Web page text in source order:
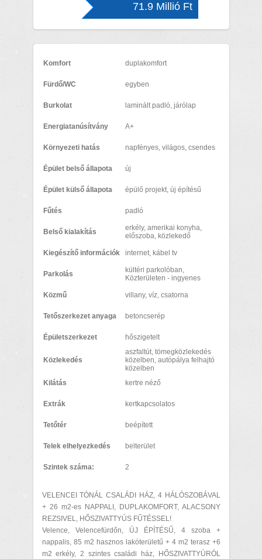
71.9 Millió Ft
Komfort duplakomfort
Fürdő/WC egyben
Burkolat laminált padló, járólap
Energiatanúsítvány A+
Környezeti hatás napfényes, világos, csendes
Épület belső állapota új
Épület külső állapota épülő projekt, új építésű
Fűtés padló
Belső kialakítás
erkély, amerikai konyha,
előszoba, közlekedő
Kiegészítő információk internet, kábel tv
Parkolás
kültéri parkolóban,
Közterületen - ingyenes
Közmű villany, víz, csatorna
Tetőszerkezet anyaga betoncserép
Épületszerkezet hőszigetelt
Közlekedés
aszfaltút, tömegközlekedés
közelben, autópálya felhajtó
közelben
Kilátás
kertre néző
Extrák kertkapcsolatos
Tetőtér beépített
Telek elhelyezkedés belterület
Szintek száma: 2
VELENCEI TÓNÁL CSALÁDI HÁZ, 4 HÁLÓSZOBÁVAL
+ 26 m2-es NAPPALI, DUPLAKOMFORT, ALACSONY
REZSIVEL, HŐSZIVATTYÚS FŰTÉSSEL!
Velence, Velencefürdőn, ÚJ ÉPÍTÉSŰ, 4 szoba +
nappalis, 85 m2 hasznos lakóterületű + 4 m2 terasz +6
m2 erkély, 2 szintes családi ház, HŐSZIVATTYÚRÓL